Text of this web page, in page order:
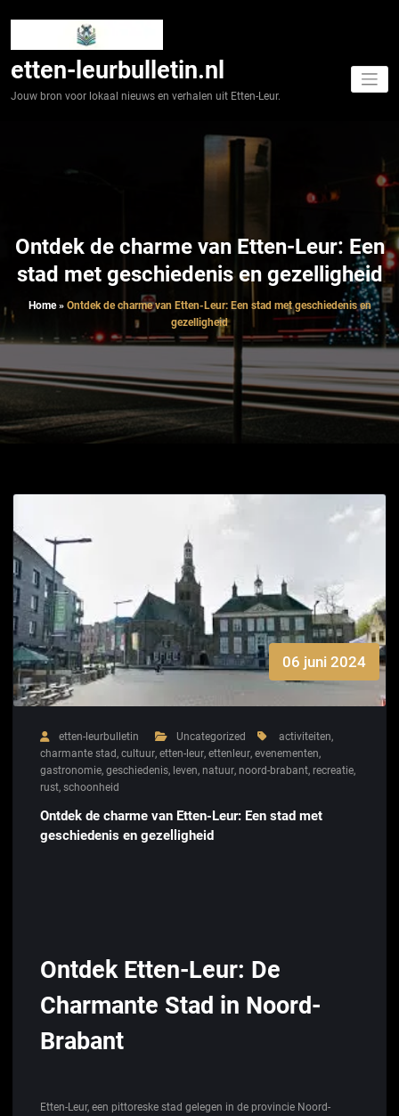
etten-leurbulletin.nl
Jouw bron voor lokaal nieuws en verhalen uit Etten-Leur.
Ontdek de charme van Etten-Leur: Een
stad met geschiedenis en gezelligheid
Home» Ontdek de charme van Etten-Leur: Een stad met geschiedenis en
gezelligheid
06 juni 2024
etten-leurbulletin Uncategorized activiteiten,
charmante stad, cultuur, etten-leur, ettenleur, evenementen,
gastronomie, geschiedenis, leven, natuur, noord-brabant, recreatie,
rust, schoonheid
Ontdek de charme van Etten-Leur: Een stad met
geschiedenis en gezelligheid
Ontdek Etten-Leur: De
Charmante Stad in Noord-
Brabant
Etten-Leur, een pittoreske stad gelegen in de provincie Noord-